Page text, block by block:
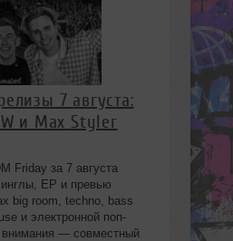
7 августа:
и Max Styler
Friday за 7 августа
EP и превью
big room, techno, bass
и электронной поп-
— совместный